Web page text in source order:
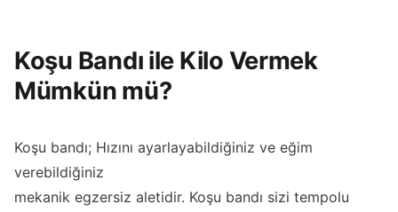
Koşu Bandı ile Kilo Vermek
Mümkün mü?
Koşu bandı; Hızını ayarlayabildiğiniz ve eğim
verebildiğiniz
mekanik egzersiz aletidir. Koşu bandı sizi tempolu